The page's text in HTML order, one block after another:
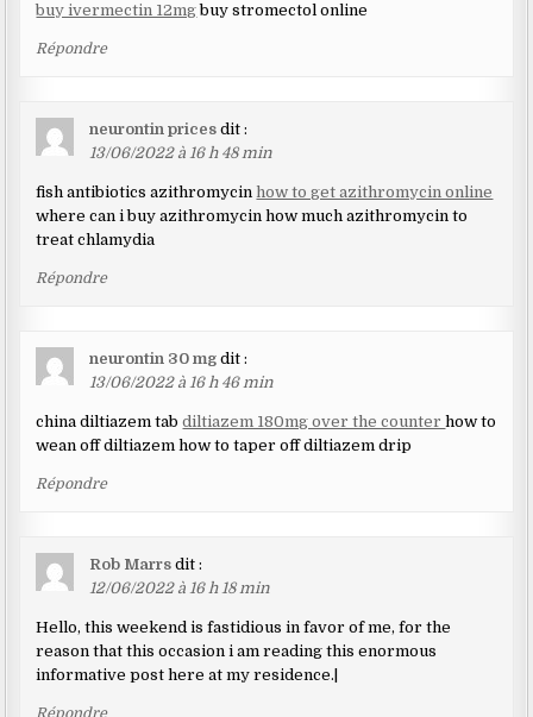
buy ivermectin 12mgbuy stromectol online
Répondre
neurontin prices dit :
13/06/2022 à 16 h 48 min
fish antibiotics azithromycin how to get azithromycin online
where can i buy azithromycin how much azithromycin to
treat chlamydia
Répondre
neurontin 30 mg dit :
13/06/2022 à 16 h 46 min
china diltiazem tabdiltiazem 180mg over the counterhow to
wean off diltiazem how to taper off diltiazem drip
Répondre
Rob Marrs dit :
12/06/2022 à 16 h 18 min
Hello, this weekend is fastidious in favor of me, for the
reason that this occasion i am reading this enormous
informative post here at my residence.|
Répondre